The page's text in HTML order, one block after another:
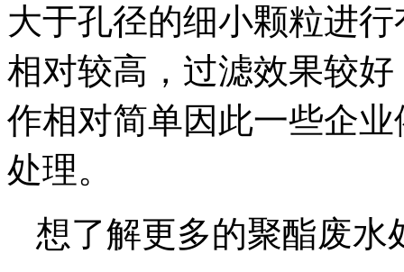
大于孔径的细小颗粒进
相对较高，过滤效果较
作相对简单因此一些企
处理。
想了解更多的聚酯废水